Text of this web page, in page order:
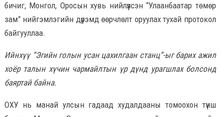
бичиг, Монгол, Оросын хувь нийлүүлсэн “Улаанбаатар төмөр
зам” нийгэмлэгийн дүрэмд өөрчлөлт оруулах тухай протокол
байгууллаа.
Ийнхүү “Эгийн голын усан цахилгаан станц”-ыг барих ажил
хоёр талын хүчин чармайлтын үр дүнд урагшлах болсонд
баяртай байна.
ОХУ нь манай улсын гадаад худалдааны томоохон түнш